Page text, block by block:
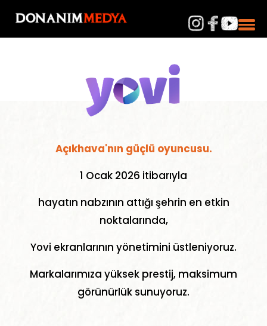
Açıkhava'nın güçlü oyuncusu.
1 Ocak 2026 itibarıyla
hayatın nabzının attığı şehrin en etkin
noktalarında,
Yovi ekranlarının yönetimini üstleniyoruz.
Markalarımıza yüksek prestij, maksimum
görünürlük sunuyoruz.